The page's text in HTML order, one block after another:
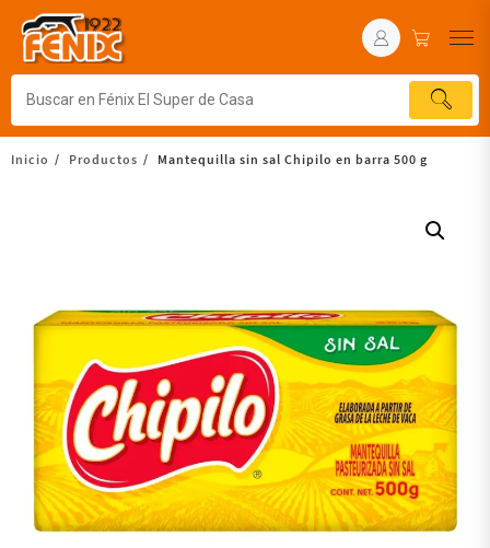
Inicio Productos Mantequilla sin sal Chipilo en barra 500 g